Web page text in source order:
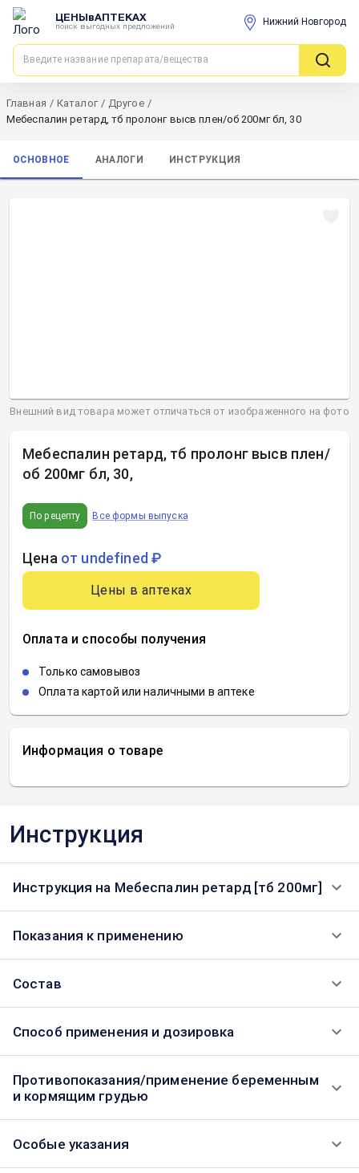
ЦЕНЫвАПТЕКАХ
поиск выгодных предложений Нижний Новгород
Главная / Каталог / Другое /
Мебеспалин ретард, тб пролонг высв плен/об 200мг бл, 30
ОСНОВНОЕ АНАЛОГИ ИНСТРУКЦИЯ
Информация о товаре
Мебеспалин ретард, тб пролонг высв плен/
об 200мг бл, 30,
По рецепту Все формы выпуска
Цена от undefined ₽
Цены в аптеках
Оплата и способы получения
Только самовывоз
Оплата картой или наличными в аптеке
Внешний вид товара может отличаться от изображенного на фото
Инструкция
Инструкция на Мебеспалин ретард [тб 200мг]
Показания к применению
Состав
Способ применения и дозировка
Противопоказания/применение беременным
и кормящим грудью
Особые указания